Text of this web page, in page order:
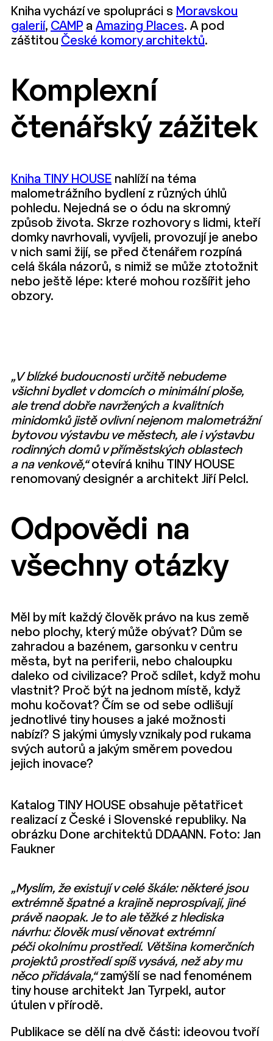
Kniha vychází ve spolupráci s Moravskou
galerií, CAMP a Amazing Places. A pod
záštitou České komory architektů.
Komplexní
čtenářský zážitek
Kniha TINY HOUSE nahlíží na téma
malometrážního bydlení z různých úhlů
pohledu. Nejedná se o ódu na skromný
způsob života. Skrze rozhovory s lidmi, kteří
domky navrhovali, vyvíjeli, provozují je anebo
v nich sami žijí, se před čtenářem rozpíná
celá škála názorů, s nimiž se může ztotožnit
nebo ještě lépe: které mohou rozšířit jeho
obzory.
„V blízké budoucnosti určitě nebudeme
všichni bydlet v domcích o minimální ploše,
ale trend dobře navržených a kvalitních
minidomků jistě ovlivní nejenom malometrážní
bytovou výstavbu ve městech, ale i výstavbu
rodinných domů v příměstských oblastech
a na venkově,“otevírá knihu TINY HOUSE
renomovaný designér a architekt Jiří Pelcl.
Odpovědi na
všechny otázky
Měl by mít každý člověk právo na kus země
nebo plochy, který může obývat? Dům se
zahradou a bazénem, garsonku v centru
města, byt na periferii, nebo chaloupku
daleko od civilizace? Proč sdílet, když mohu
vlastnit? Proč být na jednom místě, když
mohu kočovat? Čím se od sebe odlišují
jednotlivé tiny houses a jaké možnosti
nabízí? S jakými úmysly vznikaly pod rukama
svých autorů a jakým směrem povedou
jejich inovace?
Katalog TINY HOUSE obsahuje pětatřicet
realizací z České i Slovenské republiky. Na
obrázku Done architektů DDAANN. Foto: Jan
Faukner
„Myslím, že existují v celé škále: některé jsou
extrémně špatné a krajině neprospívají, jiné
právě naopak. Je to ale těžké z hlediska
návrhu: člověk musí věnovat extrémní
péči okolnímu prostředí. Většina komerčních
projektů prostředí spíš vysává, než aby mu
něco přidávala,“zamýšlí se nad fenoménem
tiny house architekt Jan Tyrpekl, autor
útulen v přírodě.
Publikace se dělí na dvě části: ideovou tvoří